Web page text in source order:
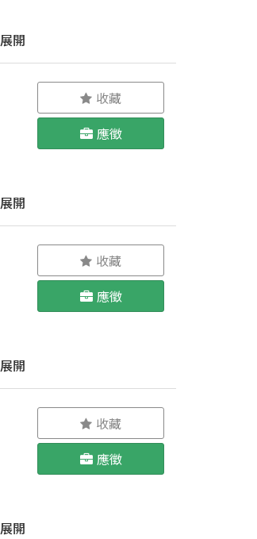
展開
展開
收藏
應徵
展開
收藏
應徵
展開
收藏
應徵